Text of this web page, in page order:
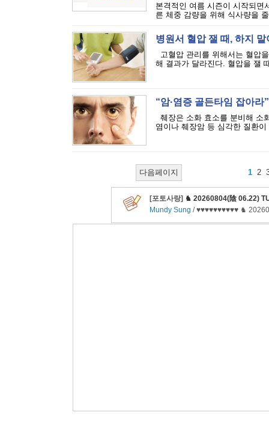
본격적인 여름 시즌이 시작되면
른 체중 감량을 위해 식사량을
병원서 혈압 잴 때, 하지 말
고혈압 관리를 위해서는 혈압
해 결과가 달라진다. 혈압을 잴
“암·염증 골든타임 잡아라
췌장은 소화 효소를 분비해 소
염이나 췌장암 등 심각한 질환
다음페이지 1 2